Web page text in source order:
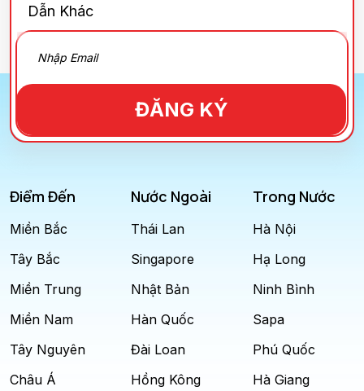
Dẫn Khác
ĐĂNG KÝ
Điểm Đến
Miền Bắc
Tây Bắc
Miền Trung
Miền Nam
Tây Nguyên
Châu Á
Nước Ngoài
Thái Lan
Singapore
Nhật Bản
Hàn Quốc
Đài Loan
Hồng Kông
Trong Nước
Hà Nội
Hạ Long
Ninh Bình
Sapa
Phú Quốc
Hà Giang